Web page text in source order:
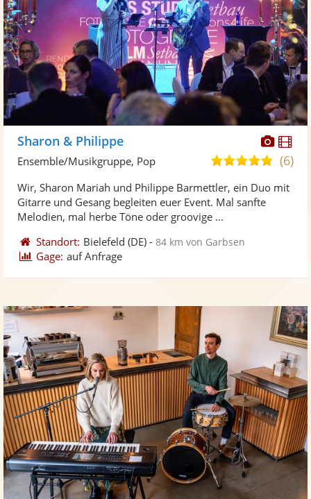
Fotos
Sharon & Philippe
5,0
5
(6)
Ensemble/Musikgruppe, Pop
Wir, Sharon Mariah und Philippe Barmettler, ein Duo mit
Gitarre und Gesang begleiten euer Event. Mal sanfte
Melodien, mal herbe Töne oder groovige ...
Standort: Bielefeld (DE) -84 km von Garbsen
Gage: auf Anfrage